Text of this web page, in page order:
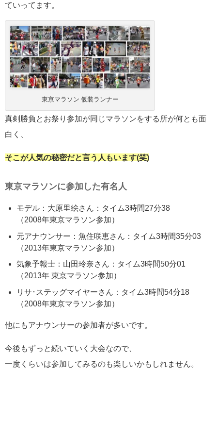
ていってます。
東京マラソン 仮装ランナー
真剣勝負とお祭り参加が同じマラソンをする所が何とも面
白く、
そこが人気の秘密だと言う人もいます(笑)
東京マラソンに参加した有名人
モデル：大原里絵さん：タイム3時間27分38
（2008年東京マラソン参加）
元アナウンサー：魚住咲恵さん：タイム3時間35分03
（2013年東京マラソン参加）
気象予報士：山田玲奈さん：タイム3時間50分01
（2013年 東京マラソン参加）
リサ･ステッグマイヤーさん：タイム3時間54分18
（2008年東京マラソン参加）
他にもアナウンサーの参加者が多いです。
今後もずっと続いていく大会なので、
一度くらいは参加してみるのも楽しいかもしれません。